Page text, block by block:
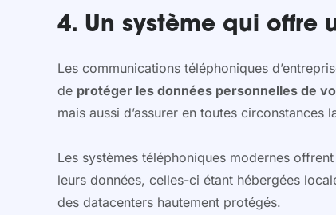
4. Un système qui offre
Les communications téléphoniques
de protéger les données personnelles de
mais aussi d’assurer en toutes
Les systèmes téléphoniques modernes
leurs données, celles-ci étant hébergées
des datacenters hautement protégés.